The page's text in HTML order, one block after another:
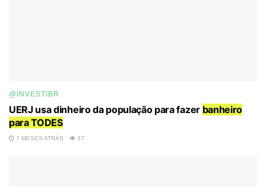
@INVESTIBR
UERJ usa dinheiro da população para fazer banheiro
para TODES
7 MESES ATRÁS 37